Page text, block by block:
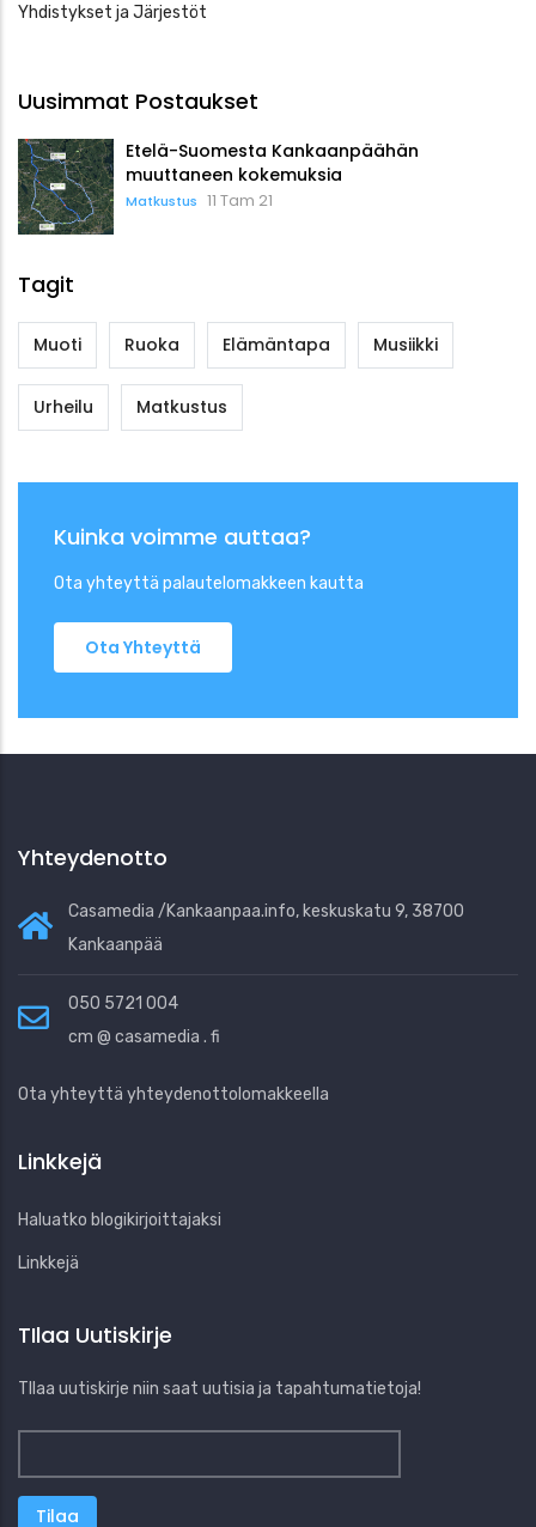
Yhdistykset ja Järjestöt
Uusimmat Postaukset
Etelä-Suomesta Kankaanpäähän
muuttaneen kokemuksia
Matkustus 11 Tam 21
Tagit
Muoti Ruoka Elämäntapa Musiikki
Urheilu Matkustus
Kuinka voimme auttaa?
Ota yhteyttä palautelomakkeen kautta
Ota Yhteyttä
Yhteydenotto
Casamedia /Kankaanpaa.info, keskuskatu 9, 38700
Kankaanpää
050 5721 004
cm @ casamedia . fi
Ota yhteyttä yhteydenottolomakkeella
Linkkejä
Haluatko blogikirjoittajaksi
Linkkejä
TIlaa Uutiskirje
TIlaa uutiskirje niin saat uutisia ja tapahtumatietoja!